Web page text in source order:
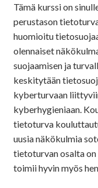
Tämä kurssi on
perustason
huomioitu
olennaiset
suojaamisen ja
keskitytään
kyberturvaan
kyberhygieniaan.
tietoturva
uusia näkökulmia
tietoturvan osalta
toimii hyvin myös